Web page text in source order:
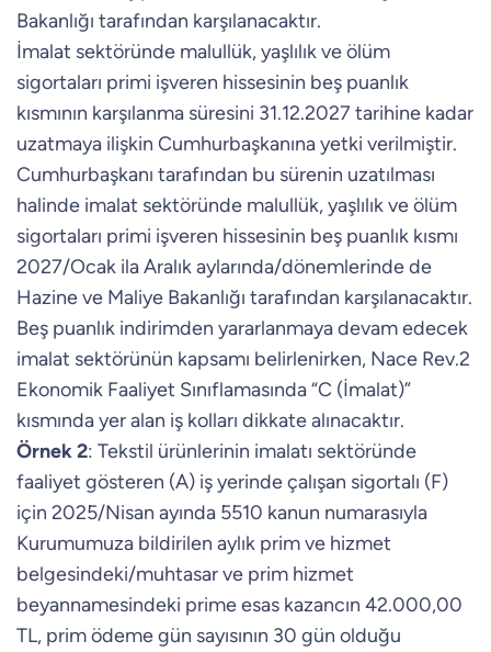
Bakanlığı tarafından karşılanacaktır.
İmalat sektöründe malullük, yaşlılık ve ölüm
sigortaları primi işveren hissesinin beş puanlık
kısmının karşılanma süresini 31.12.2027 tarihine kadar
uzatmaya ilişkin Cumhurbaşkanına yetki verilmiştir.
Cumhurbaşkanı tarafından bu sürenin uzatılması
halinde imalat sektöründe malullük, yaşlılık ve ölüm
sigortaları primi işveren hissesinin beş puanlık kısmı
2027/Ocak ila Aralık aylarında/dönemlerinde de
Hazine ve Maliye Bakanlığı tarafından karşılanacaktır.
Beş puanlık indirimden yararlanmaya devam edecek
imalat sektörünün kapsamı belirlenirken, Nace Rev.2
Ekonomik Faaliyet Sınıflamasında “C (İmalat)”
kısmında yer alan iş kolları dikkate alınacaktır.
Örnek 2: Tekstil ürünlerinin imalatı sektöründe
faaliyet gösteren (A) iş yerinde çalışan sigortalı (F)
için 2025/Nisan ayında 5510 kanun numarasıyla
Kurumumuza bildirilen aylık prim ve hizmet
belgesindeki/muhtasar ve prim hizmet
beyannamesindeki prime esas kazancın 42.000,00
TL, prim ödeme gün sayısının 30 gün olduğu